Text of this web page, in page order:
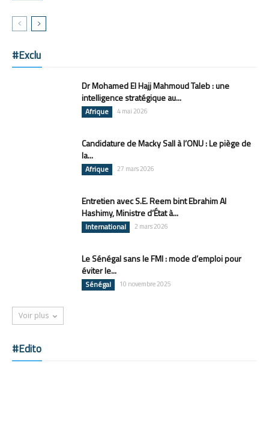
#Exclu
Dr Mohamed El Hajj Mahmoud Taleb : une
intelligence stratégique au...
Afrique 4 mai 2026
Candidature de Macky Sall à l’ONU : Le piège de
la...
Afrique 27 mars 2026
Entretien avec S.E. Reem bint Ebrahim Al
Hashimy, Ministre d’État à...
International 2 mars 2026
Le Sénégal sans le FMI : mode d’emploi pour
éviter le...
Sénégal 10 novembre 2025
Voir plus
#Edito